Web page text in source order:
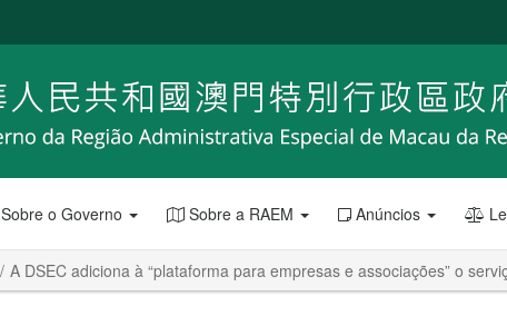
Sobre o Governo Sobre a RAEM Anúncios
A DSEC adiciona à “plataforma para empresas e associações” o